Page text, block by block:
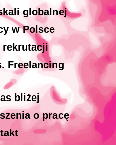
globalnej
w Polsce
rekrutacji
Freelancing
bliżej
o pracę